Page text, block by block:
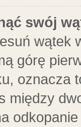
swój
wątek
górę
oznacza
między